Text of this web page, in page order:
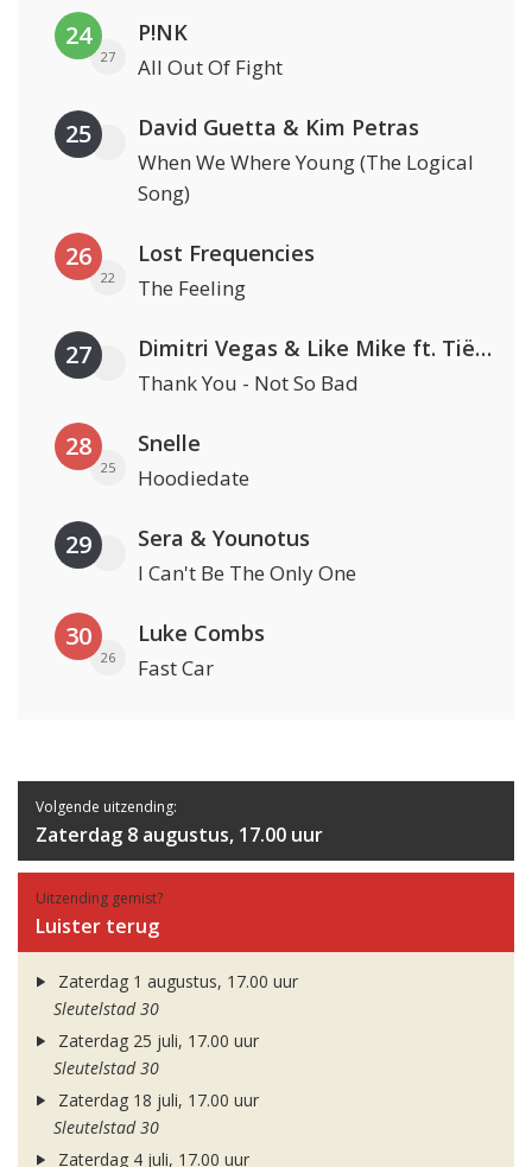
24
27
P!NK
All Out Of Fight
25 David Guetta & Kim Petras
When We Where Young (The Logical
Song)
26
22
Lost Frequencies
The Feeling
27 Dimitri Vegas & Like Mike ft. Tiësto, W&W & Dido
Thank You - Not So Bad
28
25
Snelle
Hoodiedate
29 Sera & Younotus
I Can't Be The Only One
30
26
Luke Combs
Fast Car
Volgende uitzending:
Zaterdag 8 augustus, 17.00 uur
Uitzending gemist?
Luister terug
Zaterdag 1 augustus, 17.00 uur
Sleutelstad 30
Zaterdag 25 juli, 17.00 uur
Sleutelstad 30
Zaterdag 18 juli, 17.00 uur
Sleutelstad 30
Zaterdag 4 juli, 17.00 uur